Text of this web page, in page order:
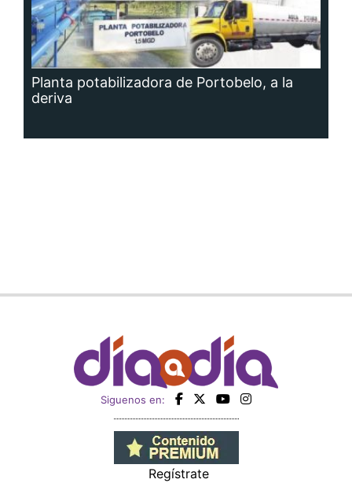
Planta potabilizadora de Portobelo, a la
deriva
Siguenos en:
Regístrate